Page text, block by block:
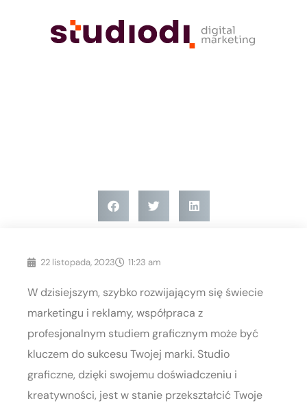
22 listopada, 2023 11:23 am
W dzisiejszym, szybko rozwijającym się świecie
marketingu i reklamy, współpraca z
profesjonalnym studiem graficznym może być
kluczem do sukcesu Twojej marki. Studio
graficzne, dzięki swojemu doświadczeniu i
kreatywności, jest w stanie przekształcić Twoje